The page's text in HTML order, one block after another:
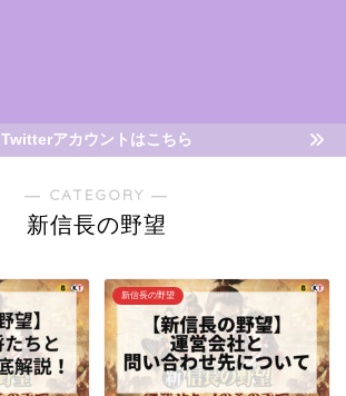
Twitterアカウントはこちら
― CATEGORY ―
新信長の野望
新信長の野望